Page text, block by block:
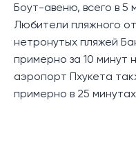
Боут-авеню, всего в 5
Любители пляжного
нетронутых пляжей
примерно за 10
аэропорт Пхукета
примерно в 25